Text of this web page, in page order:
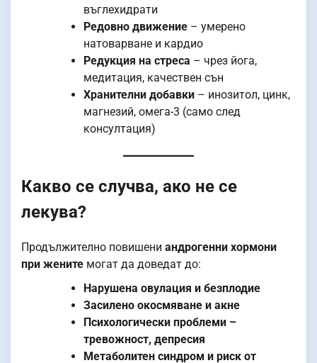
въглехидрати
Редовно движение – умерено
натоварване и кардио
Редукция на стреса – чрез йога,
медитация, качествен сън
Хранителни добавки – инозитол, цинк,
магнезий, омега-3 (само след
консултация)
Какво се случва, ако не се
лекува?
Продължително повишени андрогенни хормони
при жените могат да доведат до:
Нарушена овулация и безплодие
Засилено окосмяване и акне
Психологически проблеми –
тревожност, депресия
Метаболитен синдром и риск от